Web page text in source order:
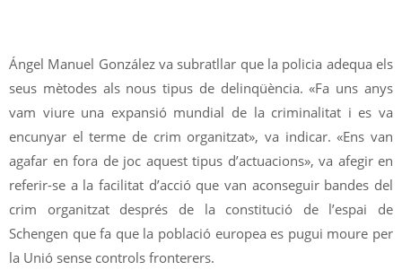
Ángel Manuel González va subratllar que la policia adequa els
seus mètodes als nous tipus de delinqüència. «Fa uns anys
vam viure una expansió mundial de la criminalitat i es va
encunyar el terme de crim organitzat», va indicar. «Ens van
agafar en fora de joc aquest tipus d’actuacions», va afegir en
referir-se a la facilitat d’acció que van aconseguir bandes del
crim organitzat després de la constitució de l’espai de
Schengen que fa que la població europea es pugui moure per
la Unió sense controls fronterers.